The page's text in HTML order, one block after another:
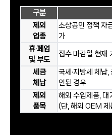
구분
제외
업종
소상공인 정책 자
가
휴·폐업
및 부도
접수 마감일 현재
세금
체납
국세·지방세 체납
인된 경우
제외
품목
해외 수입제품, 대
(단, 해외 OEM 제